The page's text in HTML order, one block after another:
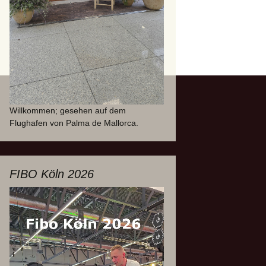
Willkommen; gesehen auf dem
Flughafen von Palma de Mallorca.
FIBO Köln 2026
Video-
Player